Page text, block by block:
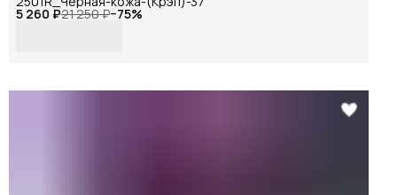
5 260 ₽21 250 ₽−75%